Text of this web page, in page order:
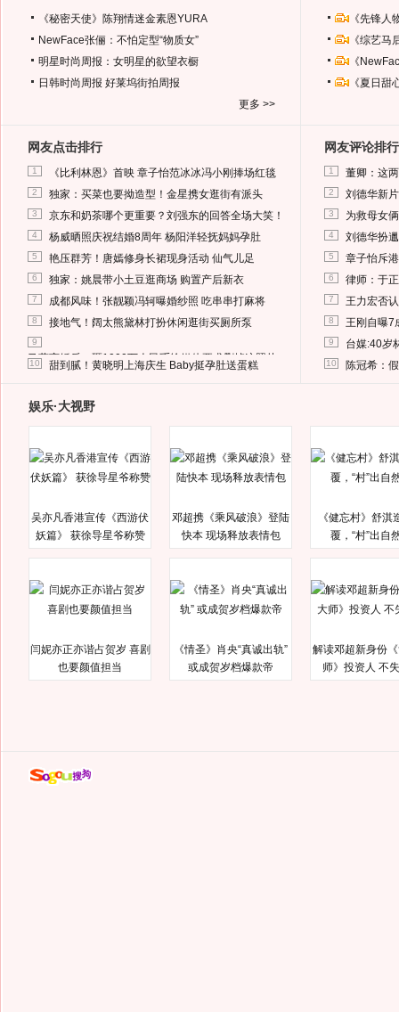
《秘密天使》陈翔情迷金素恩YURA
NewFace张俪：不怕定型“物质女”
明星时尚周报：女明星的欲望衣橱
日韩时尚周报 好莱坞街拍周报
更多 >>
《先锋
《综艺
《
《夏日
网友点击排行
1 《比利林恩》首映 章子怡范冰冰冯小刚捧场红毯
2 独家：买菜也要拗造型！金星携女逛街有派头
3 京东和奶茶哪个更重要？刘强东的回答全场大笑！
4 杨威晒照庆祝结婚8周年 杨阳洋轻抚妈妈孕肚
5 艳压群芳！唐嫣修身长裙现身活动 仙气儿足
6 独家：姚晨带小土豆逛商场 购置产后新衣
7 成都风味！张靓颖冯轲曝婚纱照 吃串串打麻将
8 接地气！阔太熊黛林打扮休闲逛街买厕所泵
9
马蓉离婚后，砸1000万人民币给媒体要求删掉这照片
10 甜到腻！黄晓明上海庆生 Baby挺孕肚送蛋糕
网友评论排行
1 董卿：这
2 刘德华新
3 为救母女
4 刘德华扮
5 章子怡斥
6 律师：于
7 王力宏否
8 王刚自曝7
9 台媒:40岁
10 陈冠希：
娱乐·大视野
吴亦凡香港宣传《西游伏
妖篇》 获徐导星爷称赞
邓超携《乘风破浪》登陆
快本 现场释放表情包
《健忘村》舒淇
覆，“村”出自
闫妮亦正亦谐占贺岁 喜剧
也要颜值担当
《情圣》肖央“真诚出轨”
或成贺岁档爆款帝
解读邓超新身份
师》投资人 不